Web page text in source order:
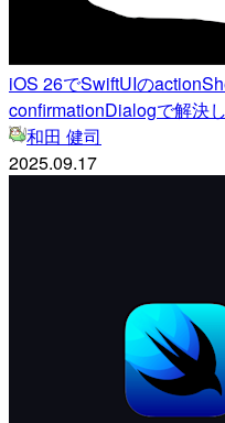
iOS 26でSwiftUIの
confirmationDialogで解決
和田 健司
2025.09.17